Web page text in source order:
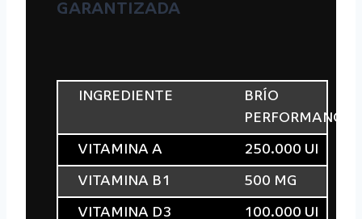
GARANTIZADA
INGREDIENTE
BRÍO
PERFORMANCE
VITAMINA A 250.000 UI
VITAMINA B1 500 MG
VITAMINA D3 100.000 UI